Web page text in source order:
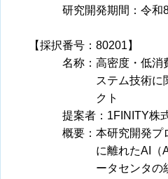
研究開発期間：令和
【採択番号：80201】
名称：高密度・低消
ステム技術に
クト
提案者：1FINITY株
概要：本研究開発プ
に離れたAI（
ータセンタの